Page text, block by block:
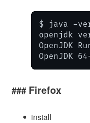
$ java -
openjdk
OpenJDK
OpenJDK
Firefox
install